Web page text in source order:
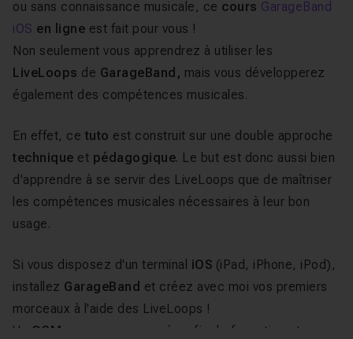
ou sans connaissance musicale, ce cours GarageBand
iOS en ligne est fait pour vous !
Non seulement vous apprendrez à utiliser les
LiveLoops de GarageBand, mais vous développerez
également des compétences musicales.
En effet, ce tuto est construit sur une double approche
technique et pédagogique. Le but est donc aussi bien
d'apprendre à se servir des LiveLoops que de maîtriser
les compétences musicales nécessaires à leur bon
usage.
Si vous disposez d'un terminal iOS (iPad, iPhone, iPod),
installez GarageBand et créez avec moi vos premiers
morceaux à l'aide des LiveLoops !
Un
QCM vous sera proposé en fin de formation et vous